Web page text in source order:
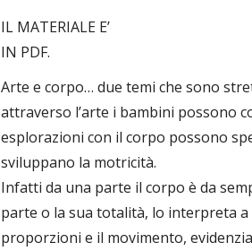
IL MATERIALE E’
IN PDF.
Arte e corpo… due temi che sono
attraverso l’arte i bambini possono
esplorazioni con il corpo possono
sviluppano la motricità.
Infatti da una parte il corpo è da
parte o la sua totalità, lo interpreta a
proporzioni e il movimento,